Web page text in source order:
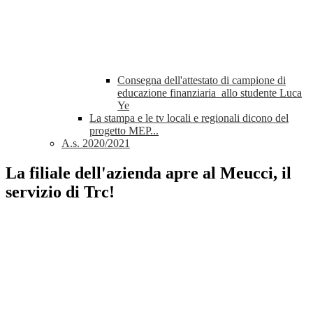
Consegna dell'attestato di campione di
educazione finanziaria allo studente Luca
Ye
La stampa e le tv locali e regionali dicono del
progetto MEP...
A.s. 2020/2021
La filiale dell'azienda apre al Meucci, il
servizio di Trc!